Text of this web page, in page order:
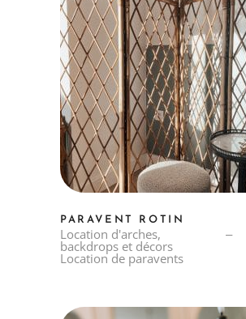
PARAVENT ROTIN
Location d'arches,
backdrops et décors
Location de paravents